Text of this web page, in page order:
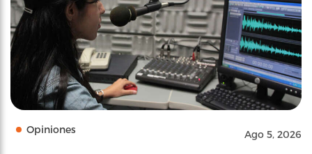
Opiniones Ago 5, 2026